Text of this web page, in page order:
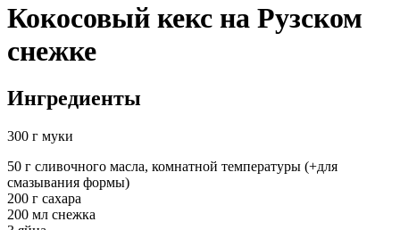
Кокосовый кекс на Рузском
снежке
Ингредиенты
300 г муки
50 г сливочного масла, комнатной температуры (+для
смазывания формы)
200 г сахара
200 мл снежка